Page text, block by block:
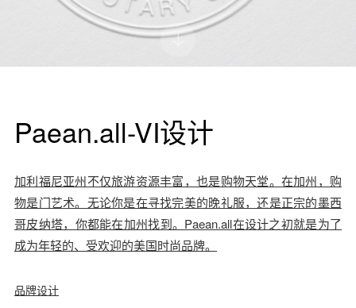
Paean.all-VI设计
加利福尼亚州不仅旅游资源丰富，也是购物天堂。在加州，购
物是门艺术。无论你是在寻找完美的晚礼服，还是正宗的墨西
哥皮纳塔，你都能在加州找到。Paean.all在设计之初就是为了
成为年轻的、受欢迎的美国时尚品牌。
品牌设计